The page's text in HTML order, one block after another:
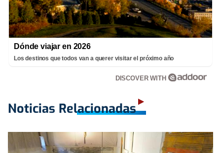
Dónde viajar en 2026
Los destinos que todos van a querer visitar el próximo año
DISCOVER WITH
Noticias Relacionadas